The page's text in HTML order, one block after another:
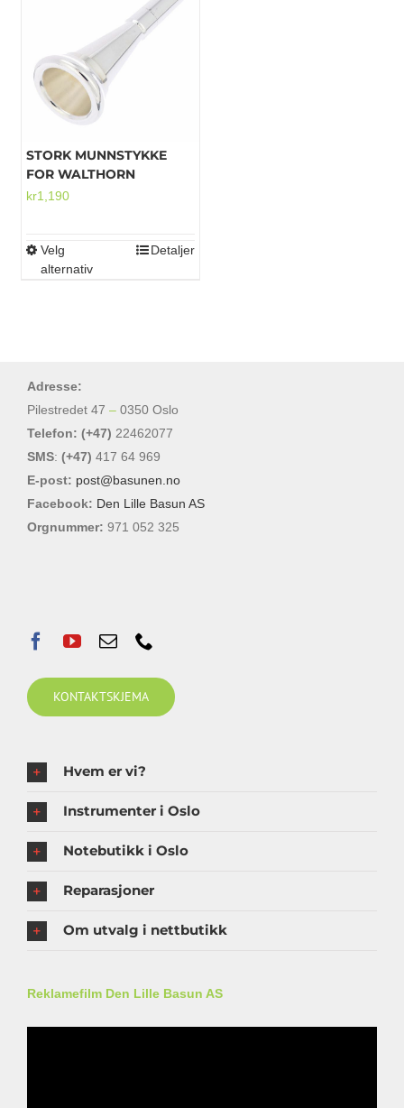
STORK MUNNSTYKKE
FOR WALTHORN
kr1,190
Velg
alternativ
Dette
velges
på
produktsiden
Detaljer
Adresse:
Pilestredet 47 – 0350 Oslo
Telefon: (+47) 22462077
SMS: (+47) 417 64 969
E-post: post@basunen.no
Facebook: Den Lille Basun AS
Orgnummer: 971 052 325
KONTAKTSKJEMA
Hvem er vi?
Instrumenter i Oslo
Notebutikk i Oslo
Reparasjoner
Om utvalg i nettbutikk
Reklamefilm Den Lille Basun AS